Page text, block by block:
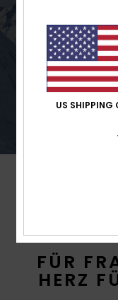
FÜR
HERZ
Beste
US SHIPPING